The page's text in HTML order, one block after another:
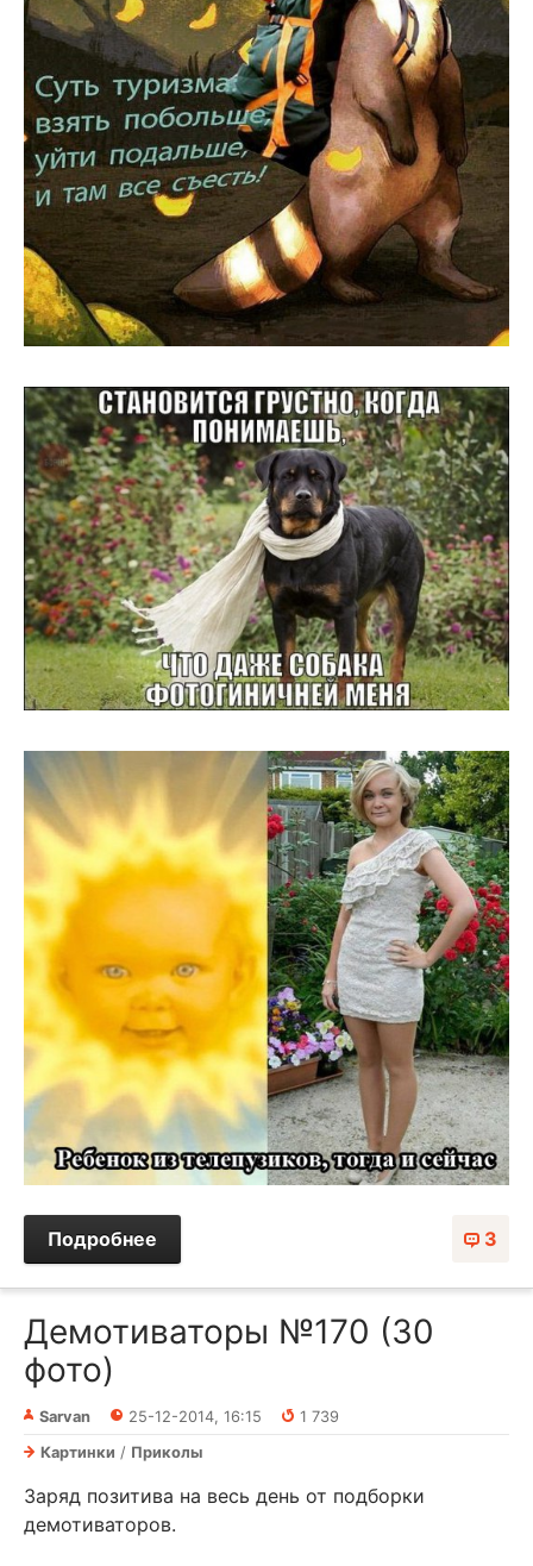
3
Подробнее
Демотиваторы №170 (30
фото)
Sarvan 25-12-2014, 16:15
1 739
Картинки / Приколы
Заряд позитива на весь день от подборки
демотиваторов.